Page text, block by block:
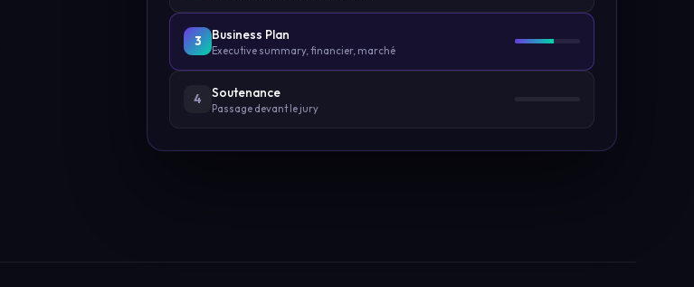
3 Business Plan
Executive summary, financier, marché
4 Soutenance
Passage devant le jury